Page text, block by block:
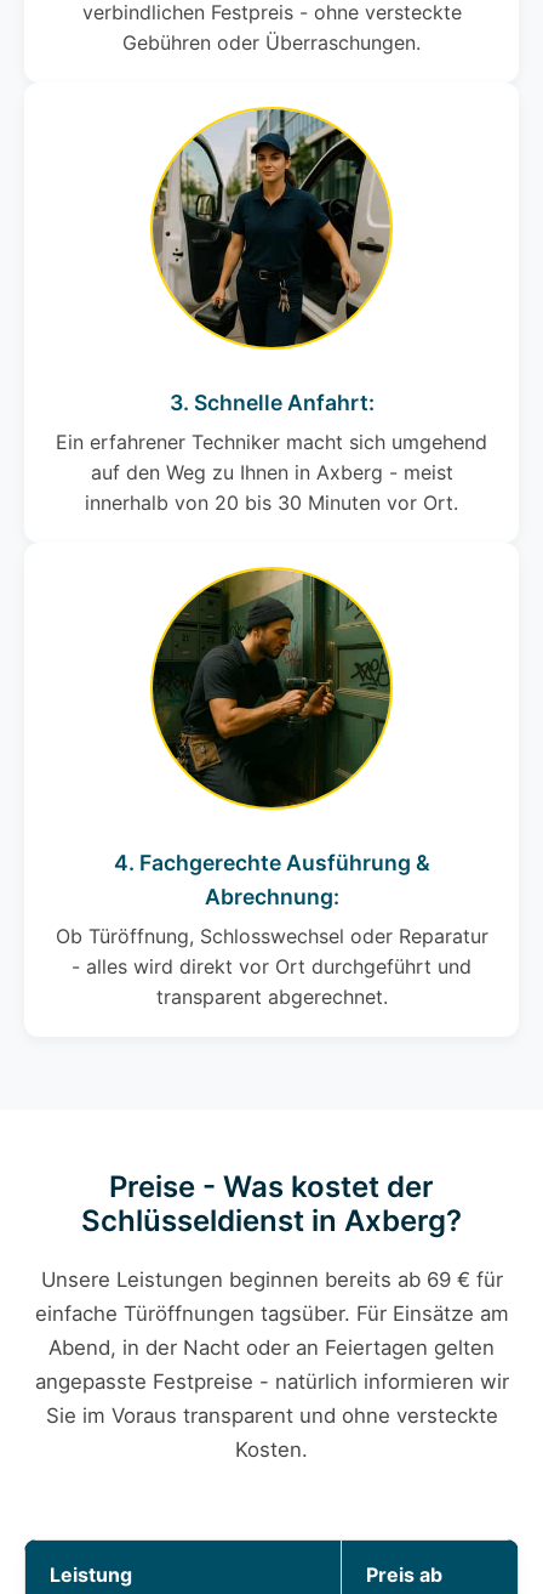
verbindlichen Festpreis - ohne versteckte
Gebühren oder Überraschungen.
3. Schnelle Anfahrt:
Ein erfahrener Techniker macht sich umgehend
auf den Weg zu Ihnen in Axberg - meist
innerhalb von 20 bis 30 Minuten vor Ort.
4. Fachgerechte Ausführung &
Abrechnung:
Ob Türöffnung, Schlosswechsel oder Reparatur
- alles wird direkt vor Ort durchgeführt und
transparent abgerechnet.
Preise - Was kostet der
Schlüsseldienst in Axberg?
Unsere Leistungen beginnen bereits ab 69 € für
einfache Türöffnungen tagsüber. Für Einsätze am
Abend, in der Nacht oder an Feiertagen gelten
angepasste Festpreise - natürlich informieren wir
Sie im Voraus transparent und ohne versteckte
Kosten.
Leistung Preis ab